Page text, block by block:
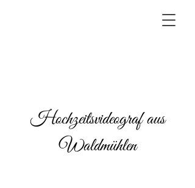
Hochzeitsvideograf aus
Waldmühlen